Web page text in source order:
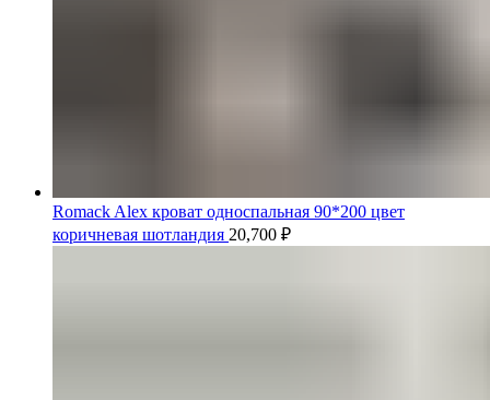
Romack Alex кроват односпальная 90*200 цвет
коричневая шотландия 20,700 ₽